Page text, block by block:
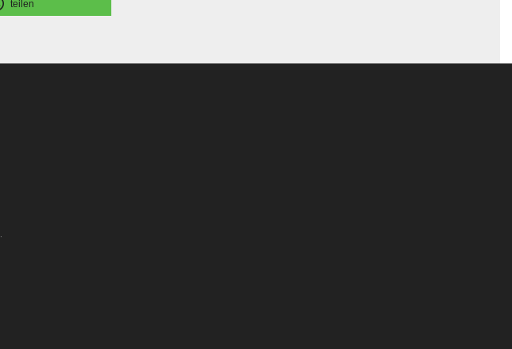
teilen